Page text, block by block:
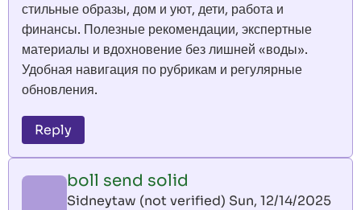
стильные образы, дом и уют, дети, работа и
финансы. Полезные рекомендации, экспертные
материалы и вдохновение без лишней «воды».
Удобная навигация по рубрикам и регулярные
обновления.
Reply
boll send solid
Sidneytaw (not verified) Sun, 12/14/2025